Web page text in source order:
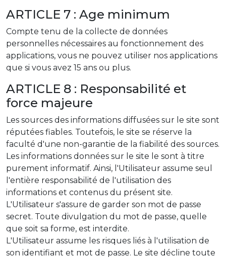
ARTICLE 7 : Age minimum
Compte tenu de la collecte de données
personnelles nécessaires au fonctionnement des
applications, vous ne pouvez utiliser nos applications
que si vous avez 15 ans ou plus.
ARTICLE 8 : Responsabilité et
force majeure
Les sources des informations diffusées sur le site sont
réputées fiables. Toutefois, le site se réserve la
faculté d'une non-garantie de la fiabilité des sources.
Les informations données sur le site le sont à titre
purement informatif. Ainsi, l'Utilisateur assume seul
l'entière responsabilité de l'utilisation des
informations et contenus du présent site.
L'Utilisateur s'assure de garder son mot de passe
secret. Toute divulgation du mot de passe, quelle
que soit sa forme, est interdite.
L'Utilisateur assume les risques liés à l'utilisation de
son identifiant et mot de passe. Le site décline toute